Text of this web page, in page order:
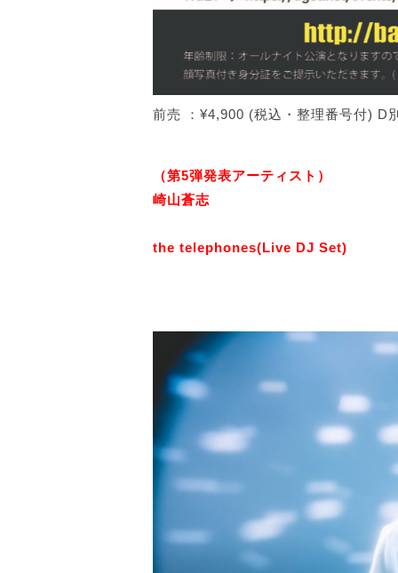
前売 ：¥4,900 (税込・整理番号付) D
（第5弾発表アーティスト）
崎山蒼志
the telephones(Live DJ Set)